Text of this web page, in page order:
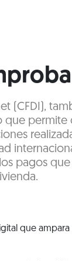
(CFDI),
pagos
que